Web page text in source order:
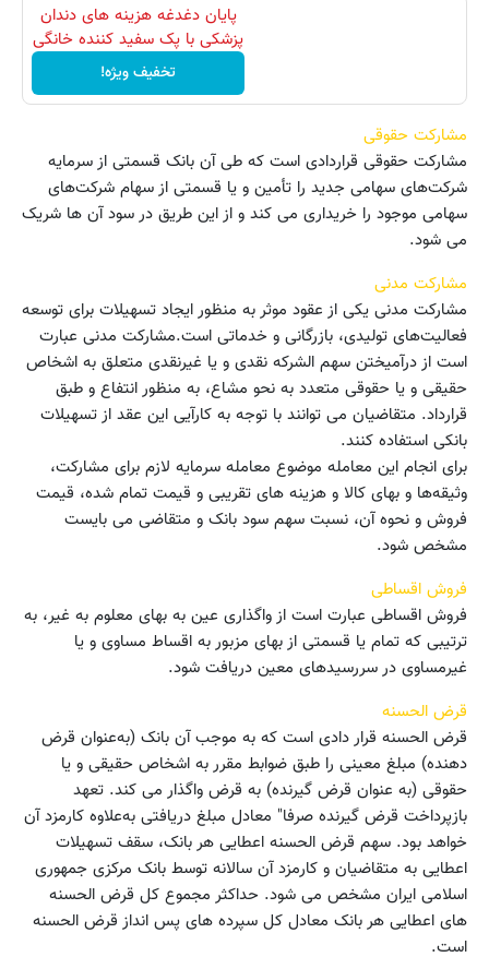
پایان دغدغه هزینه های دندان
پزشکی با پک سفید کننده خانگی
تخفیف ویژه!
مشارکت حقوقی
مشارکت حقوقی قراردادی است که طی آن بانک قسمتی از سرمایه
شرکت‌های سهامی جدید را تأمین و یا قسمتی از سهام شرکت‌های
سهامی موجود را خریداری می کند و از این طریق در سود آن ها شریک
می شود.
مشارکت مدنی
مشارکت مدنی یکی از عقود موثر به منظور ایجاد تسهیلات برای توسعه
فعالیت‌های تولیدی، بازرگانی و خدماتی است.مشارکت مدنی عبارت
است از درآمیختن سهم الشرکه نقدی و یا غیرنقدی متعلق به اشخاص
حقیقی و یا حقوقی متعدد به نحو مشاع، به منظور انتفاع و طبق
قرارداد. متقاضیان می توانند با توجه به کارآیی این عقد از تسهیلات
بانکی استفاده کنند.
برای انجام این معامله موضوع معامله سرمایه لازم برای مشارکت،
وثیقه‌ها و بهای کالا و هزینه های تقریبی و قیمت تمام شده، قیمت
فروش و نحوه آن، نسبت سهم سود بانک و متقاضی می بایست
مشخص شود.
فروش اقساطی
فروش اقساطی عبارت است از واگذاری عین به بهای معلوم به غیر، به
ترتیبی که تمام یا قسمتی از بهای مزبور به اقساط مساوی و یا
غیرمساوی در سررسیدهای معین دریافت شود.
قرض الحسنه
قرض الحسنه قرار دادی است که به موجب آن بانک (به‌عنوان قرض
دهنده) مبلغ معینی را طبق ضوابط مقرر به اشخاص حقیقی و یا
حقوقی (به عنوان قرض گیرنده) به قرض واگذار می کند. تعهد
بازپرداخت قرض گیرنده صرفا" معادل مبلغ دریافتی به‌علاوه کارمزد آن
خواهد بود. سهم قرض الحسنه اعطایی هر بانک، سقف تسهیلات
اعطایی به متقاضیان و کارمزد آن سالانه توسط بانک مرکزی جمهوری
اسلامی ایران مشخص می شود. حداکثر مجموع کل قرض الحسنه
های اعطایی هر بانک معادل کل سپرده های پس انداز قرض الحسنه
است.